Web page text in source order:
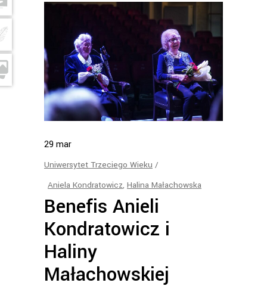
29mar
Uniwersytet Trzeciego Wieku
Aniela Kondratowicz, Halina Małachowska
Benefis Anieli
Kondratowicz i
Haliny
Małachowskiej